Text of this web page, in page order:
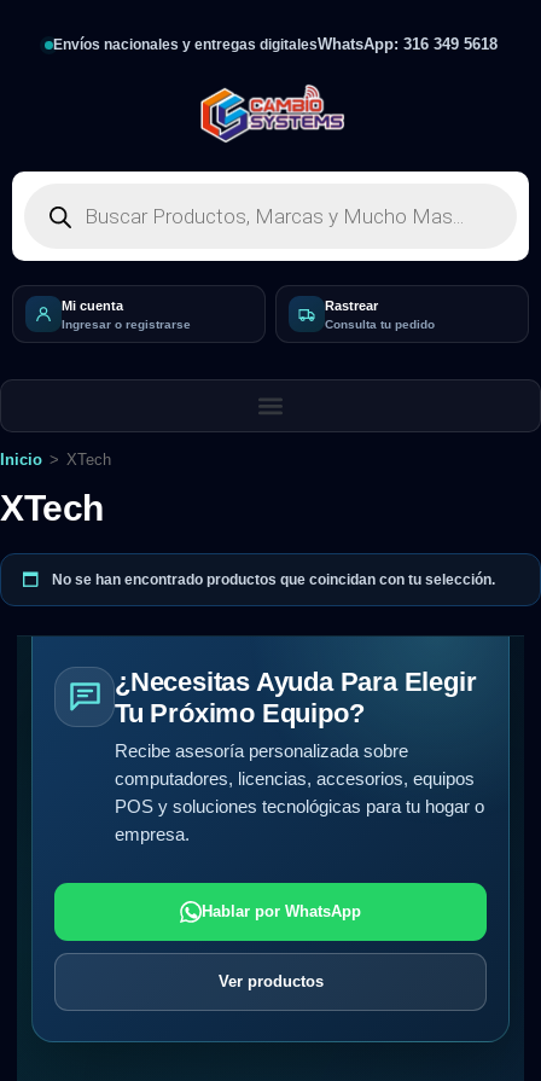
Envíos nacionales y entregas digitalesWhatsApp: 316 349 5618
Mi cuenta
Ingresar o registrarse
Rastrear
Consulta tu pedido
Inicio > XTech
XTech
No se han encontrado productos que coincidan con tu selección.
¿Necesitas Ayuda Para Elegir
Tu Próximo Equipo?
Recibe asesoría personalizada sobre
computadores, licencias, accesorios, equipos
POS y soluciones tecnológicas para tu hogar o
empresa.
Hablar por WhatsApp
Ver productos